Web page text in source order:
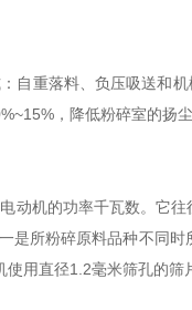
重落料、负压吸送和机
，降低粉碎室的扬尘
机的功率千瓦数。它往
是所粉碎原料品种不同
用直径1.2毫米筛孔的